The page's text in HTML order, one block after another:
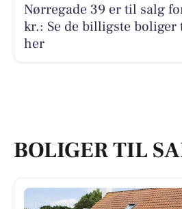
Nørregade 39 er til salg
kr.: Se de billigste boliger
her
BOLIGER TIL